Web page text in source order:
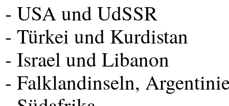
- USAund UdSSR
- Türkei und Kurdistan
- Israel und Libanon
- Falklandinseln,